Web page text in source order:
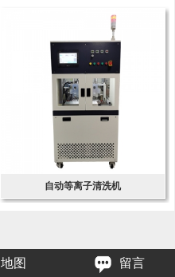
自动等离子清洗机
地图 留言